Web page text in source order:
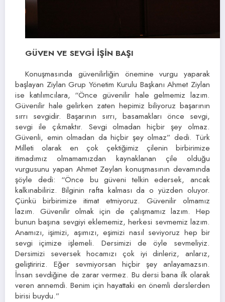
GÜVEN VE SEVGİ İŞİN BAŞI
Konuşmasında güvenilirliğin önemine vurgu yaparak
başlayan Ziylan Grup Yönetim Kurulu Başkanı Ahmet Ziylan
ise katılımcılara, “Önce güvenilir hale gelmemiz lazım.
Güvenilir hale gelirken zaten hepimiz biliyoruz başarının
sırrı sevgidir. Başarının sırrı, basamakları önce sevgi,
sevgi ile çıkmaktır. Sevgi olmadan hiçbir şey olmaz.
Güvenli, emin olmadan da hiçbir şey olmaz” dedi. Türk
Milleti olarak en çok çektiğimiz çilenin birbirimize
itimadımız olmamamızdan kaynaklanan çile olduğu
vurgusunu yapan Ahmet Zeylan konuşmasının devamında
şöyle dedi: “Önce bu güveni telkin edersek, ancak
kalkınabiliriz. Bilginin rafta kalması da o yüzden oluyor.
Çünkü birbirimize itimat etmiyoruz. Güvenilir olmamız
lazım. Güvenilir olmak için de çalışmamız lazım. Hep
bunun başına sevgiyi eklememiz, herkesi sevmemiz lazım.
Anamızı, işimizi, aşımızı, eşimizi nasıl seviyoruz hep bir
sevgi içimize işlemeli. Dersimizi de öyle sevmeliyiz.
Dersimizi seversek hocamızı çok iyi dinleriz, anlarız,
geliştiririz. Eğer sevmiyorsan hiçbir şey anlayamazsın.
İnsan sevdiğine de zarar vermez. Bu dersi bana ilk olarak
veren annemdi. Benim için hayattaki en önemli derslerden
birisi buydu.”